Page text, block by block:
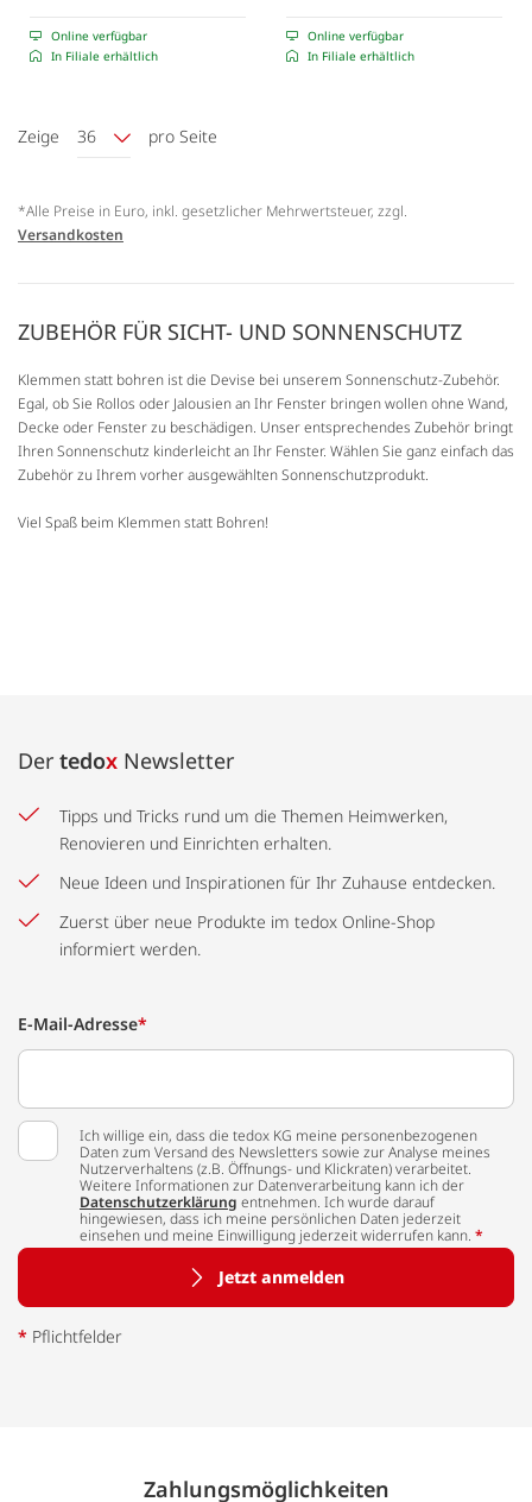
Online verfügbar
In Filiale erhältlich
Online verfügbar
In Filiale erhältlich
Zeige 36 pro Seite
*Alle Preise in Euro, inkl. gesetzlicher Mehrwertsteuer, zzgl.
Versandkosten
ZUBEHÖR FÜR SICHT- UND SONNENSCHUTZ
Klemmen statt bohren ist die Devise bei unserem Sonnenschutz-Zubehör.
Egal, ob Sie Rollos oder Jalousien an Ihr Fenster bringen wollen ohne Wand,
Decke oder Fenster zu beschädigen. Unser entsprechendes Zubehör bringt
Ihren Sonnenschutz kinderleicht an Ihr Fenster. Wählen Sie ganz einfach das
Zubehör zu Ihrem vorher ausgewählten Sonnenschutzprodukt.
Viel Spaß beim Klemmen statt Bohren!
Der tedox Newsletter
Tipps und Tricks rund um die Themen Heimwerken,
Renovieren und Einrichten erhalten.
Neue Ideen und Inspirationen für Ihr Zuhause entdecken.
Zuerst über neue Produkte im tedox Online-Shop
informiert werden.
E-Mail-Adresse*
Ich willige ein, dass die tedox KG meine personenbezogenen
Daten zum Versand des Newsletters sowie zur Analyse meines
Nutzerverhaltens (z.B. Öffnungs- und Klickraten) verarbeitet.
Weitere Informationen zur Datenverarbeitung kann ich der
Datenschutzerklärung entnehmen. Ich wurde darauf
hingewiesen, dass ich meine persönlichen Daten jederzeit
einsehen und meine Einwilligung jederzeit widerrufen kann. *
Jetzt anmelden
* Pflichtfelder
Zahlungs­möglich­keiten